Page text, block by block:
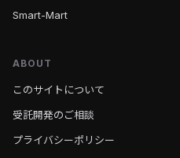
Smart-Mart
ABOUT
このサイトについて
受託開発のご相談
プライバシーポリシー